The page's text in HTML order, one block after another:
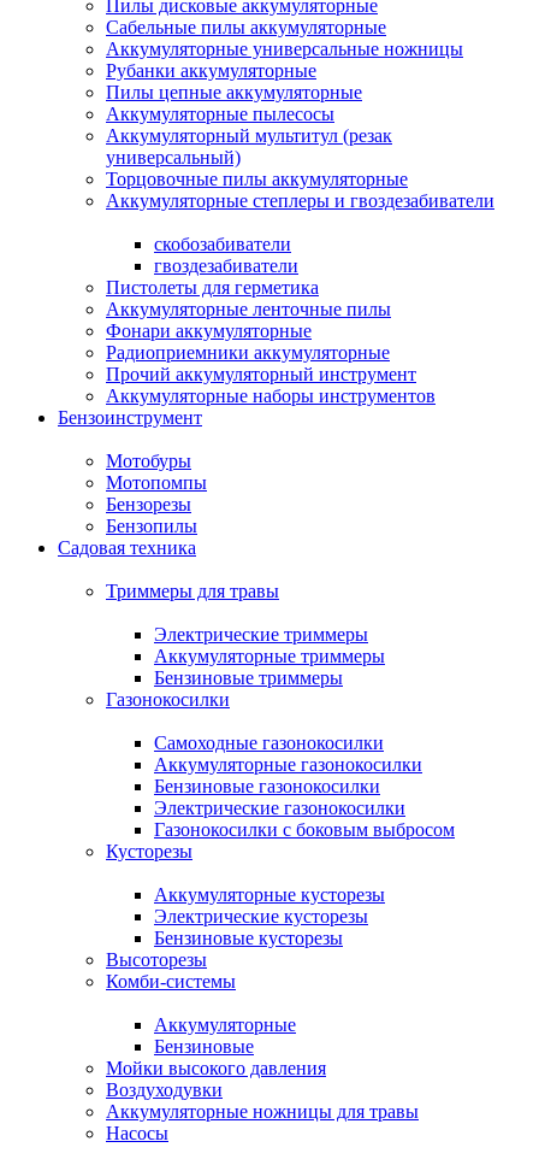
Пилы дисковые аккумуляторные
Сабельные пилы аккумуляторные
Аккумуляторные универсальные ножницы
Рубанки аккумуляторные
Пилы цепные аккумуляторные
Аккумуляторные пылесосы
Аккумуляторный мультитул (резак
универсальный)
Торцовочные пилы аккумуляторные
Аккумуляторные степлеры и гвоздезабиватели
скобозабиватели
гвоздезабиватели
Пистолеты для герметика
Аккумуляторные ленточные пилы
Фонари аккумуляторные
Радиоприемники аккумуляторные
Прочий аккумуляторный инструмент
Аккумуляторные наборы инструментов
Бензоинструмент
Мотобуры
Мотопомпы
Бензорезы
Бензопилы
Садовая техника
Триммеры для травы
Электрические триммеры
Аккумуляторные триммеры
Бензиновые триммеры
Газонокосилки
Самоходные газонокосилки
Аккумуляторные газонокосилки
Бензиновые газонокосилки
Электрические газонокосилки
Газонокосилки с боковым выбросом
Кусторезы
Аккумуляторные кусторезы
Электрические кусторезы
Бензиновые кусторезы
Высоторезы
Комби-системы
Аккумуляторные
Бензиновые
Мойки высокого давления
Воздуходувки
Аккумуляторные ножницы для травы
Насосы